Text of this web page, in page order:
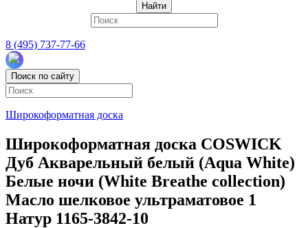
Найти
8 (495) 737-77-66
Поиск по сайту
Широкоформатная доска
Широкоформатная доска COSWICK
Дуб Акварельный белый (Aqua White)
Белые ночи (White Breathe collection)
Масло шелковое ультраматовое 1
Натур 1165-3842-10